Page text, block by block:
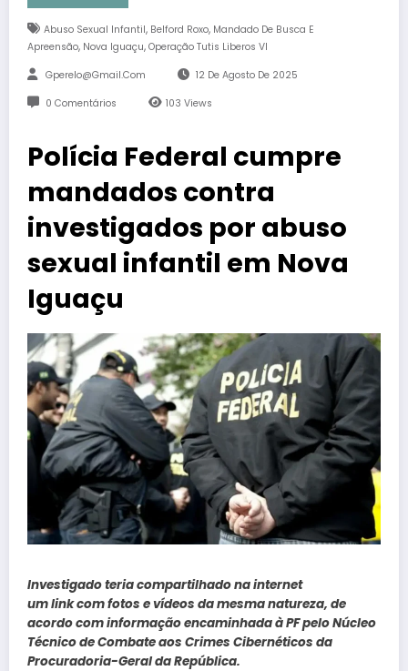
Abuso Sexual Infantil, Belford Roxo, Mandado De Busca E
Apreensão, Nova Iguaçu, Operação Tutis Liberos VI
Gperelo@gmail.com 12 De Agosto De 2025
0 Comentários 103 Views
Polícia Federal cumpre
mandados contra
investigados por abuso
sexual infantil em Nova
Iguaçu
Investigado teria compartilhado na internet
um link com fotos e vídeos da mesma natureza, de
acordo com informação encaminhada à PF pelo Núcleo
Técnico de Combate aos Crimes Cibernéticos da
Procuradoria-Geral da República.